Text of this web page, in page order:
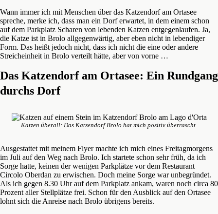
Wann immer ich mit Menschen über das Katzendorf am Ortasee
spreche, merke ich, dass man ein Dorf erwartet, in dem einem schon
auf dem Parkplatz Scharen von lebenden Katzen entgegenlaufen. Ja,
die Katze ist in Brolo allgegenwärtig, aber eben nicht in lebendiger
Form. Das heißt jedoch nicht, dass ich nicht die eine oder andere
Streicheinheit in Brolo verteilt hätte, aber von vorne …
Das Katzendorf am Ortasee: Ein Rundgang
durchs Dorf
Katzen überall: Das Katzendorf Brolo hat mich positiv überrascht.
Ausgestattet mit meinem Flyer machte ich mich eines Freitagmorgens
im Juli auf den Weg nach Brolo. Ich startete schon sehr früh, da ich
Sorge hatte, keinen der wenigen Parkplätze vor dem Restaurant
Circolo Oberdan zu erwischen. Doch meine Sorge war unbegründet.
Als ich gegen 8.30 Uhr auf dem Parkplatz ankam, waren noch circa 80
Prozent aller Stellplätze frei. Schon für den Ausblick auf den Ortasee
lohnt sich die Anreise nach Brolo übrigens bereits.